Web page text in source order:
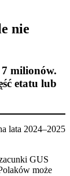
nie
7 milionów.
etatu lub
lata 2024–2025
GUS
może